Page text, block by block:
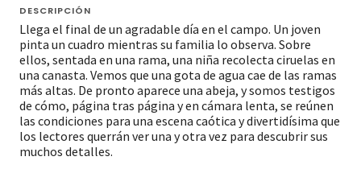
DESCRIPCIÓN
Llega el final de un agradable día en el campo. Un joven
pinta un cuadro mientras su familia lo observa. Sobre
ellos, sentada en una rama, una niña recolecta ciruelas en
una canasta. Vemos que una gota de agua cae de las ramas
más altas. De pronto aparece una abeja, y somos testigos
de cómo, página tras página y en cámara lenta, se reúnen
las condiciones para una escena caótica y divertidísima que
los lectores querrán ver una y otra vez para descubrir sus
muchos detalles.